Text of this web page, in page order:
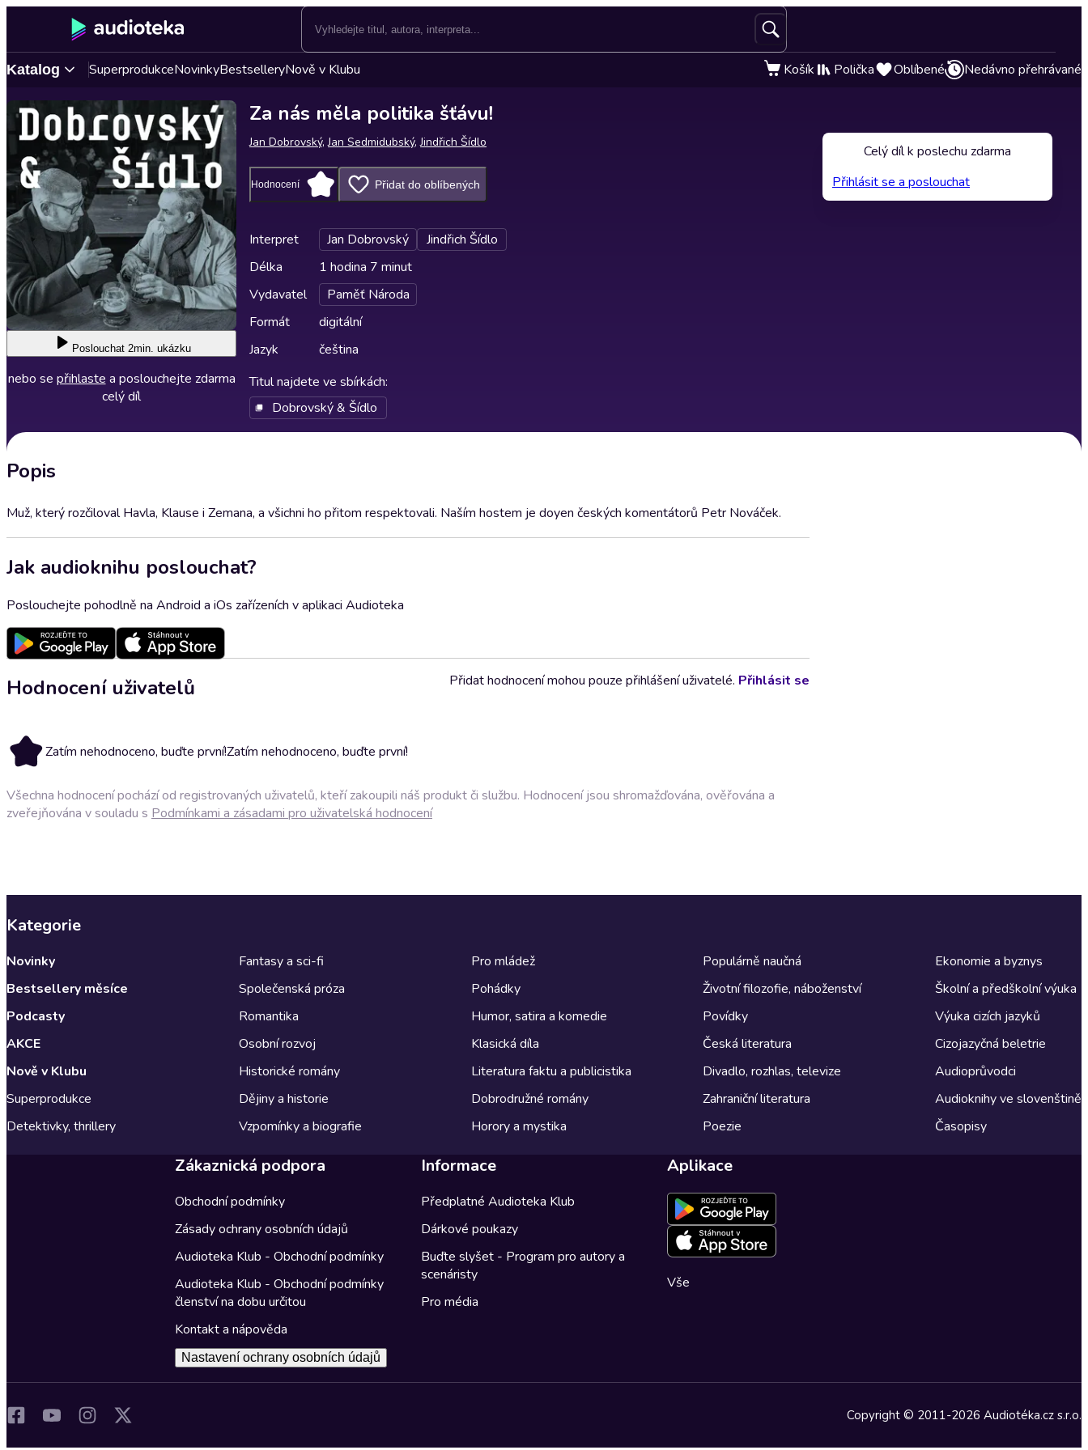
Katalog SuperprodukceNovinkyBestselleryNově v Klubu Košík Polička Oblíbené Nedávno přehrávané
Poslouchat 2min. ukázku
nebo se přihlaste a poslouchejte zdarma
celý díl
Za nás měla politika šťávu!
Jan Dobrovský, Jan Sedmidubský, Jindřich Šídlo
Hodnocení Přidat do oblíbených
Interpret Jan Dobrovský
Jindřich Šídlo
Délka
1 hodina 7 minut
Vydavatel
Paměť Národa
Formát
digitální
Jazyk
čeština
Titul najdete ve sbírkách:
Dobrovský & Šídlo
Popis
Muž, který rozčiloval Havla, Klause i Zemana, a všichni ho přitom respektovali. Naším hostem je doyen českých komentátorů Petr Nováček.
Jak audioknihu poslouchat?
Poslouchejte pohodlně na Android a iOs zařízeních v aplikaci Audioteka
Hodnocení uživatelů
Zatím nehodnoceno, buďte první!Zatím nehodnoceno, buďte první!
Přidat hodnocení mohou pouze přihlášení uživatelé. Přihlásit se
Všechna hodnocení pochází od registrovaných uživatelů, kteří zakoupili náš produkt či službu. Hodnocení jsou shromažďována, ověřována a
zveřejňována v souladu s Podmínkami a zásadami pro uživatelská hodnocení
Celý díl k poslechu zdarma
Přihlásit se a poslouchat
Kategorie
Novinky
Bestsellery měsíce
Podcasty
AKCE
Nově v Klubu
Superprodukce
Detektivky, thrillery
Fantasy a sci-fi
Společenská próza
Romantika
Osobní rozvoj
Historické romány
Dějiny a historie
Vzpomínky a biografie
Pro mládež
Pohádky
Humor, satira a komedie
Klasická díla
Literatura faktu a publicistika
Dobrodružné romány
Horory a mystika
Populárně naučná
Životní filozofie, náboženství
Povídky
Česká literatura
Divadlo, rozhlas, televize
Zahraniční literatura
Poezie
Ekonomie a byznys
Školní a předškolní výuka
Výuka cizích jazyků
Cizojazyčná beletrie
Audioprůvodci
Audioknihy ve slovenštině
Časopisy
Zákaznická podpora
Obchodní podmínky
Zásady ochrany osobních údajů
Audioteka Klub - Obchodní podmínky
Audioteka Klub - Obchodní podmínky
členství na dobu určitou
Kontakt a nápověda
Nastavení ochrany osobních údajů
Informace
Předplatné Audioteka Klub
Dárkové poukazy
Buďte slyšet - Program pro autory a
scenáristy
Pro média
Aplikace
Vše
Copyright © 2011-2026 Audiotéka.cz s.r.o.